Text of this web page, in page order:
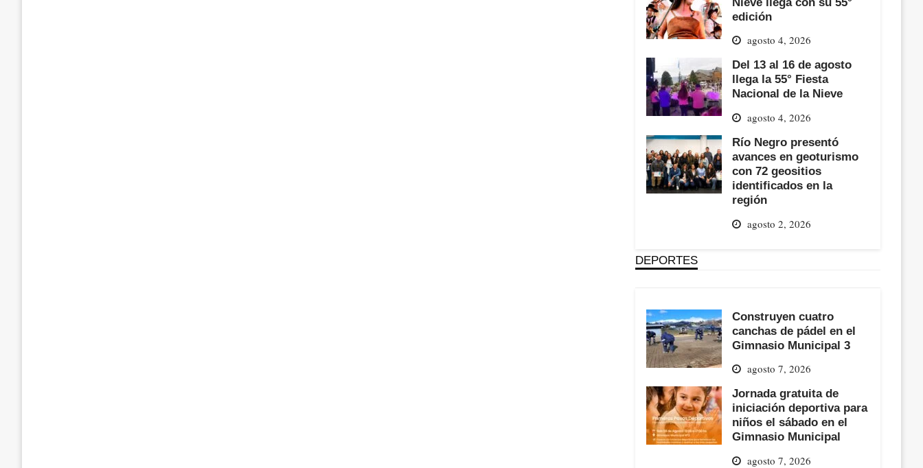
edición
agosto 4, 2026
Del 13 al 16 de agosto
llega la 55° Fiesta
Nacional de la Nieve
agosto 4, 2026
Río Negro presentó
avances en geoturismo
con 72 geositios
identificados en la
región
agosto 2, 2026
DEPORTES
Construyen cuatro
canchas de pádel en el
Gimnasio Municipal 3
agosto 7, 2026
Jornada gratuita de
iniciación deportiva para
niños el sábado en el
Gimnasio Municipal
agosto 7, 2026